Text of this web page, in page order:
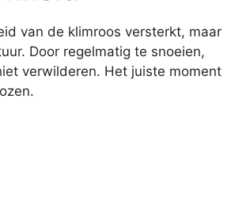
van de klimroos versterkt, maar
Door regelmatig te snoeien,
verwilderen. Het juiste moment